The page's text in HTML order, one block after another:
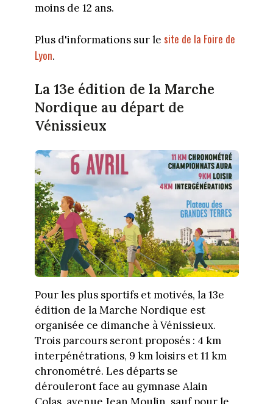
moins de 12 ans.
Plus d'informations sur le site de la Foire de
Lyon.
La 13e édition de la Marche
Nordique au départ de
Vénissieux
Pour les plus sportifs et motivés, la 13e
édition de la Marche Nordique est
organisée ce dimanche à Vénissieux.
Trois parcours seront proposés : 4 km
interpénétrations, 9 km loisirs et 11 km
chronométré. Les départs se
dérouleront face au gymnase Alain